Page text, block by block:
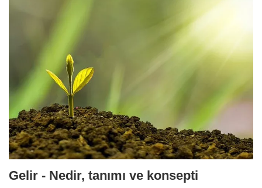
Gelir - Nedir, tanımı ve konsepti